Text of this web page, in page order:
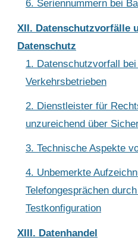
6. Seriennummern bei
XII. Datenschutzvorfälle
Datenschutz
1. Datenschutzvorfall
Verkehrsbetrieben
2. Dienstleister für
unzureichend über
3. Technische Aspekte
4. Unbemerkte
Telefongesprächen
Testkonfiguration
XIII. Datenhandel